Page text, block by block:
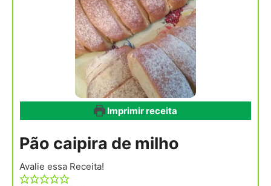
Imprimir receita
Pão caipira de milho
Avalie essa Receita!